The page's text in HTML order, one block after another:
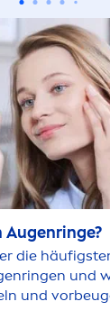
Augenringe?
die
und
und